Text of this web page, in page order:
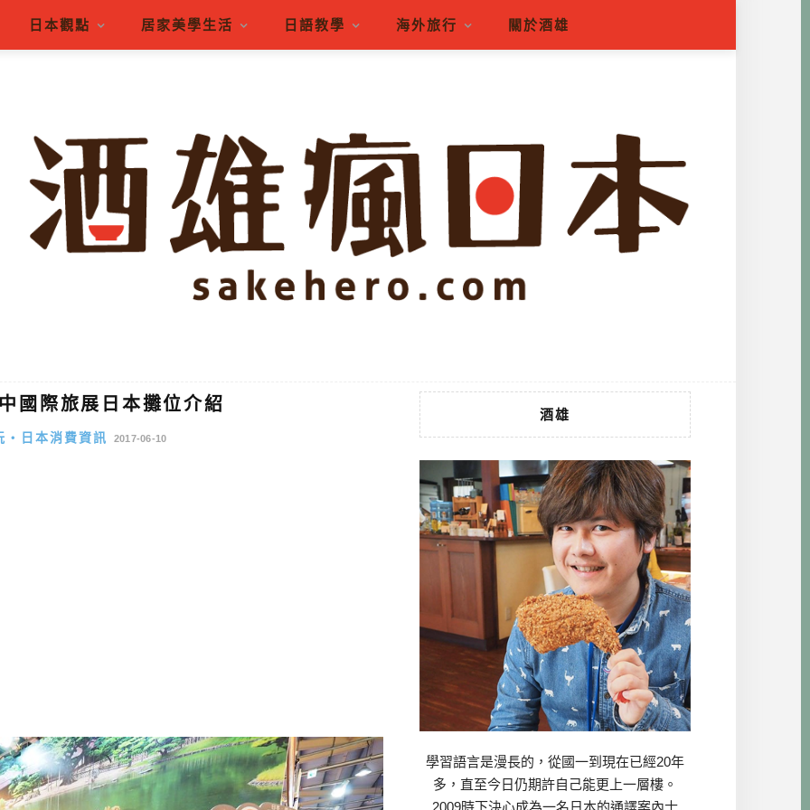
日本觀點 居家美學生活 日語教學 海外旅行 關於酒雄
國際旅展日本攤位介紹
・日本消費資訊 2017-06-10
酒雄
學習語言是漫長的，從國一到現在已經20年
多，直至今日仍期許自己能更上一層樓。
2009時下決心成為一名日本的通譯案內士